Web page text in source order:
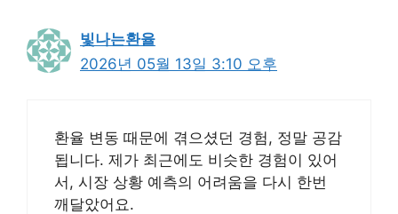
빛나는환율
2026년 05월 13일 3:10 오후
환율 변동 때문에 겪으셨던 경험, 정말 공감
됩니다. 제가 최근에도 비슷한 경험이 있어
서, 시장 상황 예측의 어려움을 다시 한번
깨달았어요.